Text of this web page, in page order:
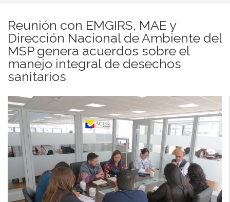
Reunión con EMGIRS, MAE y
Dirección Nacional de Ambiente del
MSP genera acuerdos sobre el
manejo integral de desechos
sanitarios